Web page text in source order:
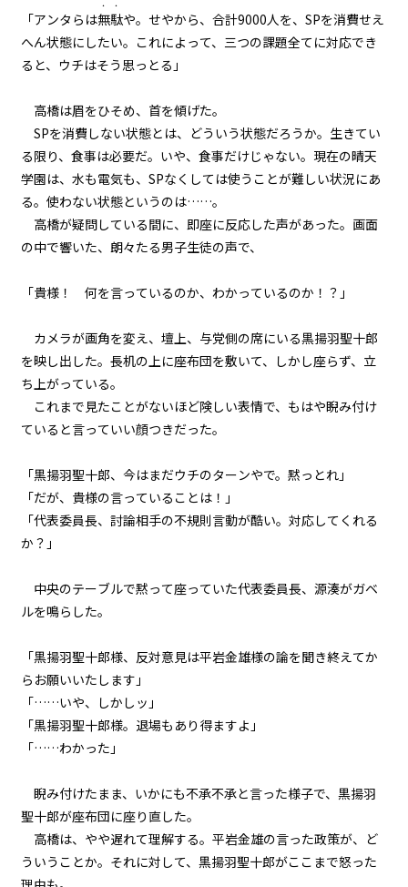
「アンタらは無駄
・・
や。せやから、合計9000人を、SPを消費せえ
へん状態にしたい。これによって、三つの課題全てに対応でき
ると、ウチはそう思っとる」
高橋は眉をひそめ、首を傾げた。
SPを消費しない状態とは、どういう状態だろうか。生きてい
る限り、食事は必要だ。いや、食事だけじゃない。現在の晴天
学園は、水も電気も、SPなくしては使うことが難しい状況にあ
る。使わない状態というのは……。
高橋が疑問している間に、即座に反応した声があった。画面
の中で響いた、朗々たる男子生徒の声で、
「貴様！ 何を言っているのか、わかっているのか！？」
カメラが画角を変え、壇上、与党側の席にいる黒揚羽聖十郎
を映し出した。長机の上に座布団を敷いて、しかし座らず、立
ち上がっている。
これまで見たことがないほど険しい表情で、もはや睨み付け
ていると言っていい顔つきだった。
「黒揚羽聖十郎、今はまだウチのターンやで。黙っとれ」
「だが、貴様の言っていることは――！」
「代表委員長、討論相手の不規則言動が酷い。対応してくれる
か？」
中央のテーブルで黙って座っていた代表委員長、源湊がガベ
ルを鳴らした。
「黒揚羽聖十郎様、反対意見は平岩金雄様の論を聞き終えてか
らお願いいたします」
「……いや、しかしッ」
「黒揚羽聖十郎様。退場もあり得ますよ」
「……わかった」
睨み付けたまま、いかにも不承不承と言った様子で、黒揚羽
聖十郎が座布団に座り直した。
高橋は、やや遅れて理解する。平岩金雄の言った政策が、ど
ういうことか。それに対して、黒揚羽聖十郎がここまで怒った